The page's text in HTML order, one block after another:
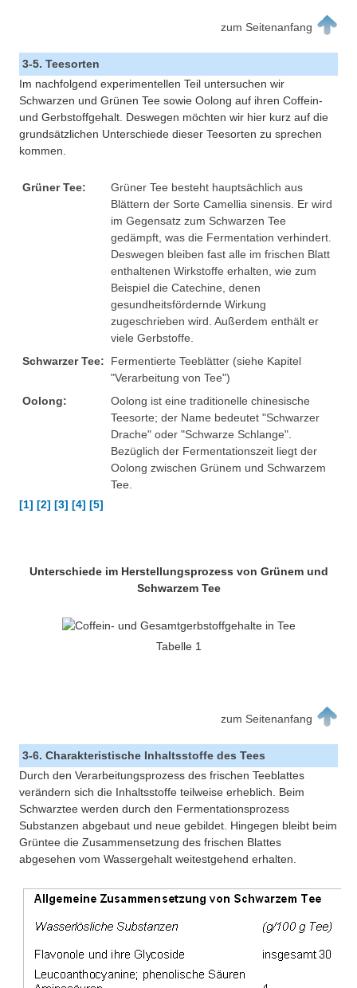
zum Seitenanfang
3-5. Teesorten
Im nachfolgend experimentellen Teil untersuchen wir
Schwarzen und Grünen Tee sowie Oolong auf ihren Coffein-
und Gerbstoffgehalt. Deswegen möchten wir hier kurz auf die
grundsätzlichen Unterschiede dieser Teesorten zu sprechen
kommen.
Grüner Tee:
Grüner Tee besteht hauptsächlich aus
Blättern der Sorte Camellia sinensis. Er wird
im Gegensatz zum Schwarzen Tee
gedämpft, was die Fermentation verhindert.
Deswegen bleiben fast alle im frischen Blatt
enthaltenen Wirkstoffe erhalten, wie zum
Beispiel die Catechine, denen
gesundheitsfördernde Wirkung
zugeschrieben wird. Außerdem enthält er
viele Gerbstoffe.
Schwarzer Tee:
Fermentierte Teeblätter (siehe Kapitel
"Verarbeitung von Tee")
Oolong:
Oolong ist eine traditionelle chinesische
Teesorte; der Name bedeutet "Schwarzer
Drache" oder "Schwarze Schlange".
Bezüglich der Fermentationszeit liegt der
Oolong zwischen Grünem und Schwarzem
Tee.
[1] [2] [3] [4] [5]
Unterschiede im Herstellungsprozess von Grünem und
Schwarzem Tee
Tabelle 1
zum Seitenanfang
3-6. Charakteristische Inhaltsstoffe des Tees
Durch den Verarbeitungsprozess des frischen Teeblattes
verändern sich die Inhaltsstoffe teilweise erheblich. Beim
Schwarztee werden durch den Fermentationsprozess
Substanzen abgebaut und neue gebildet. Hingegen bleibt beim
Grüntee die Zusammensetzung des frischen Blattes
abgesehen vom Wassergehalt weitestgehend erhalten.